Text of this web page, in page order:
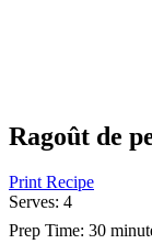
Ragoût de
Print Recipe
Serves: 4
Prep Time: 30